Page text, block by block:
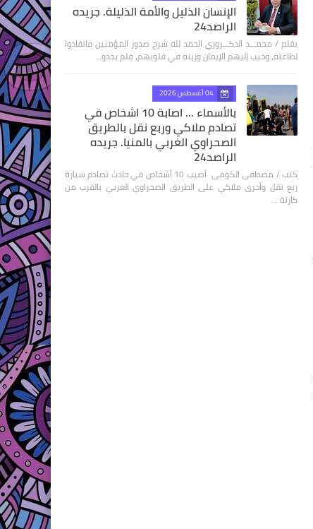
الإنسان الذليل والأمة الذليلة. جريده
الراصد24
بقلم / محمـــد الدكـــروري الحمد لله شرح صدور المؤمنين فانقادوا
لطاعته، وحبب إليهم الإيمان وزينه في قلوبهم، فلم يجدو…
04 أغسطس 2026
بالأسماء ... اصابة 10 اشخاص في
تصادم ملاكي وربع نقل بالطريق
الصحراوي الغربي بالمنيا. جريده
الراصد24
كتب / مصطفى الكومى أصيب 10 أشخاص في حادث تصادم سيارة
ربع نقل وأخرى ملاكي على الطريق الصحراوي الغربي بالقرب من
كارتة …